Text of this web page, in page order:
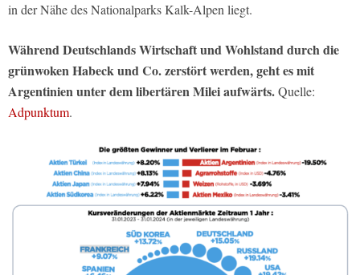
in der Nähe des Nationalparks Kalk-Alpen liegt.
Während Deutschlands Wirtschaft und Wohlstand durch die
grünwoken Habeck und Co. zerstört werden, geht es mit
Argentinien unter dem libertären Milei aufwärts.Quelle:
Adpunktum.